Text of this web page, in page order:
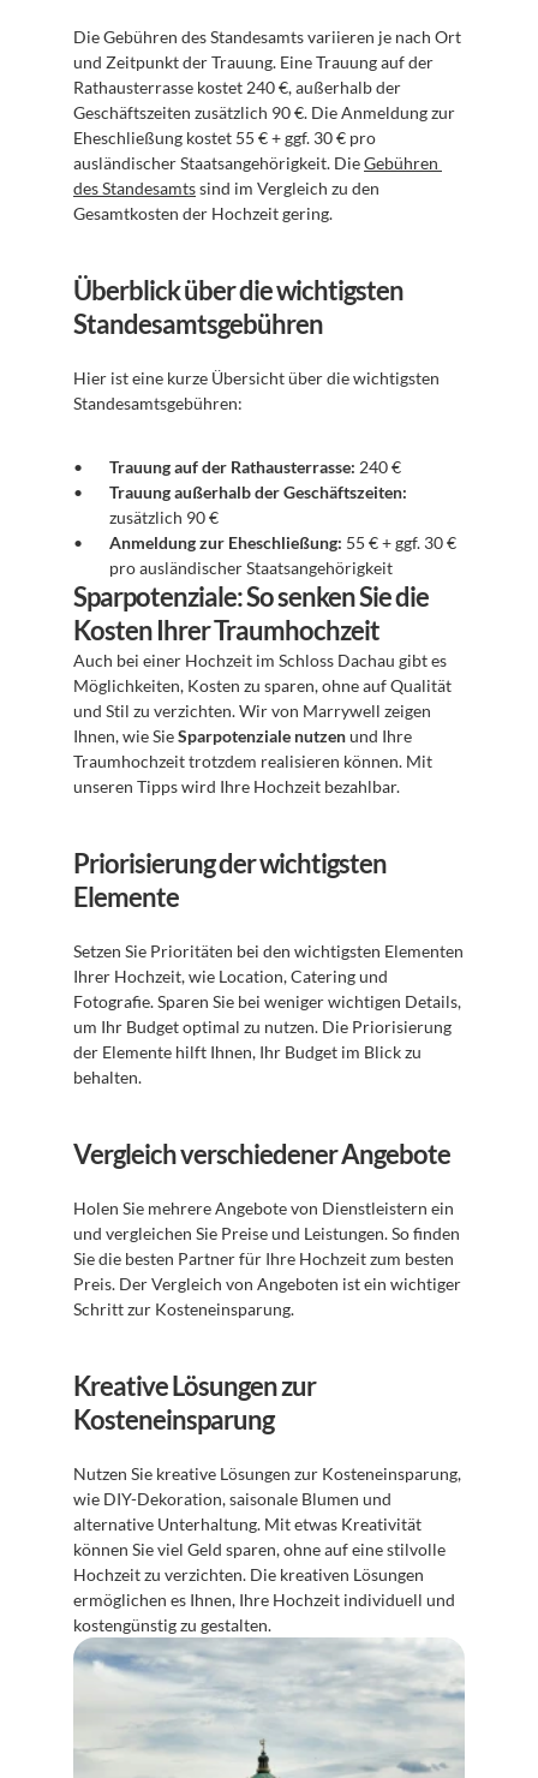
Die Gebühren des Standesamts variieren je nach Ort
und Zeitpunkt der Trauung. Eine Trauung auf der
Rathausterrasse kostet 240 €, außerhalb der
Geschäftszeiten zusätzlich 90 €. Die Anmeldung zur
Eheschließung kostet 55 € + ggf. 30 € pro
ausländischer Staatsangehörigkeit. Die Gebühren
des Standesamts sind im Vergleich zu den
Gesamtkosten der Hochzeit gering.
Überblick über die wichtigsten
Standesamtsgebühren
Hier ist eine kurze Übersicht über die wichtigsten
Standesamtsgebühren:
Trauung auf der Rathausterrasse: 240 €
Trauung außerhalb der Geschäftszeiten:
zusätzlich 90 €
Anmeldung zur Eheschließung: 55 € + ggf. 30 €
pro ausländischer Staatsangehörigkeit
Sparpotenziale: So senken Sie die
Kosten Ihrer Traumhochzeit
Auch bei einer Hochzeit im Schloss Dachau gibt es
Möglichkeiten, Kosten zu sparen, ohne auf Qualität
und Stil zu verzichten. Wir von Marrywell zeigen
Ihnen, wie Sie Sparpotenziale nutzen und Ihre
Traumhochzeit trotzdem realisieren können. Mit
unseren Tipps wird Ihre Hochzeit bezahlbar.
Priorisierung der wichtigsten
Elemente
Setzen Sie Prioritäten bei den wichtigsten Elementen
Ihrer Hochzeit, wie Location, Catering und
Fotografie. Sparen Sie bei weniger wichtigen Details,
um Ihr Budget optimal zu nutzen. Die Priorisierung
der Elemente hilft Ihnen, Ihr Budget im Blick zu
behalten.
Vergleich verschiedener Angebote
Holen Sie mehrere Angebote von Dienstleistern ein
und vergleichen Sie Preise und Leistungen. So finden
Sie die besten Partner für Ihre Hochzeit zum besten
Preis. Der Vergleich von Angeboten ist ein wichtiger
Schritt zur Kosteneinsparung.
Kreative Lösungen zur
Kosteneinsparung
Nutzen Sie kreative Lösungen zur Kosteneinsparung,
wie DIY-Dekoration, saisonale Blumen und
alternative Unterhaltung. Mit etwas Kreativität
können Sie viel Geld sparen, ohne auf eine stilvolle
Hochzeit zu verzichten. Die kreativen Lösungen
ermöglichen es Ihnen, Ihre Hochzeit individuell und
kostengünstig zu gestalten.